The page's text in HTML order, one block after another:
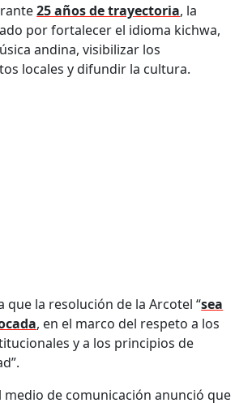
25 años de trayectoria, la
por fortalecer el idioma kichwa,
andina, visibilizar los
locales y difundir la cultura.
que la resolución de la Arcotel “sea
, en el marco del respeto a los
y a los principios de
medio de comunicación anunció que